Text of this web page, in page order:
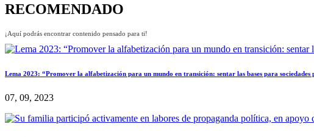
RECOMENDADO
¡Aquí podrás encontrar contenido pensado para ti!
Lema 2023: “Promover la alfabetización para un mundo en transición: sentar las bases para sociedades
07, 09, 2023